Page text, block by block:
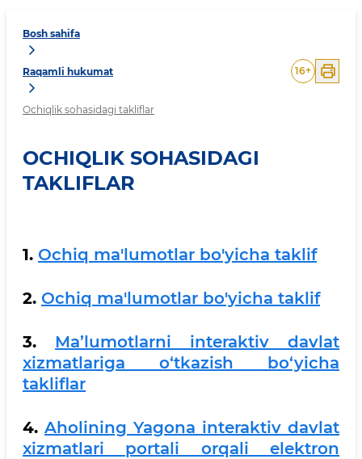
Bosh sahifa
Raqamli hukumat
Ochiqlik sohasidagi takliflar
16+
OCHIQLIK SOHASIDAGI
TAKLIFLAR
1. Ochiq ma'lumotlar bo'yicha taklif
2. Ochiq ma'lumotlar bo'yicha taklif
3. Ma’lumotlarni interaktiv davlat
xizmatlariga o‘tkazish bo‘yicha
takliflar
4. Aholining Yagona interaktiv davlat
xizmatlari portali orqali elektron